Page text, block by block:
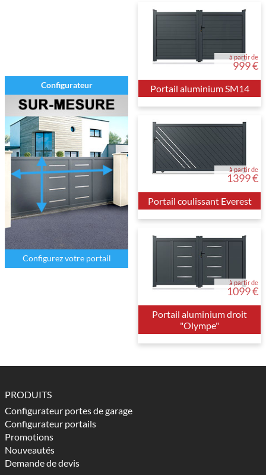
Configurateur
Configurez votre portail
à partir de
999 €
Portail aluminium SM14
à partir de
1399 €
Portail coulissant Everest
à partir de
1099 €
Portail aluminium droit
"Olympe"
PRODUITS
Configurateur portes de garage
Configurateur portails
Promotions
Nouveautés
Demande de devis